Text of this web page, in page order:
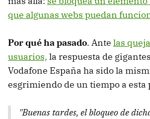
que algunas webs puedan
Por qué ha pasado. Ante las
usuarios, la respuesta de
Vodafone España ha sido la
esgrimiendo de un tiempo a esta
"Buenas tardes, el bloqueo de